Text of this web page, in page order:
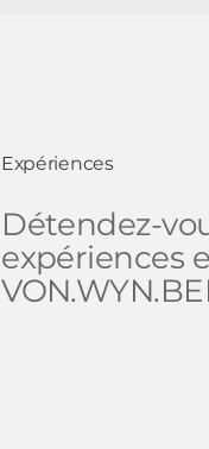
Expériences
Détendez-
expériences